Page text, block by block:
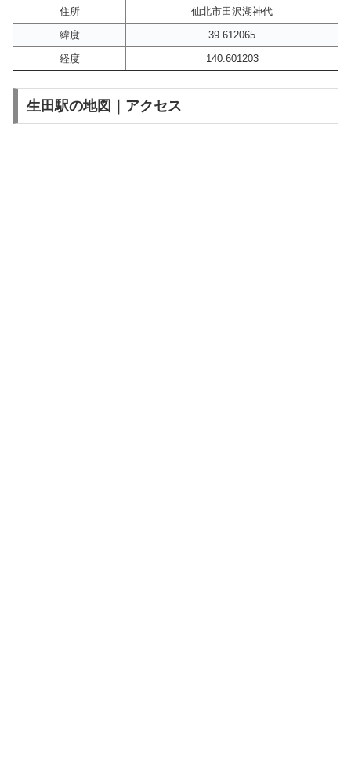
住所
仙北市田沢湖神代
緯度
39.612065
経度
140.601203
生田駅の地図｜アクセス